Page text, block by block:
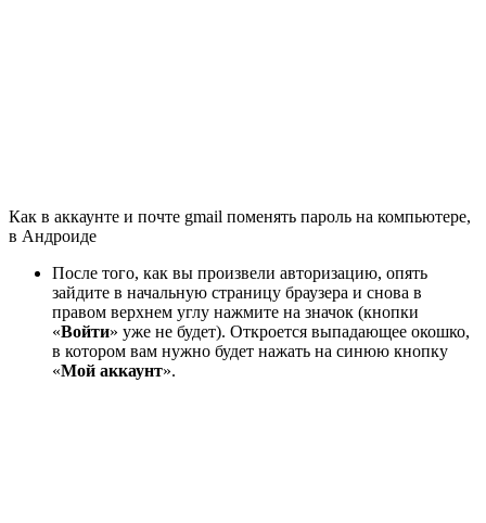
Как в аккаунте и почте gmail поменять пароль на компьютере,
в Андроиде
После того, как вы произвели авторизацию, опять
зайдите в начальную страницу браузера и снова в
правом верхнем углу нажмите на значок (кнопки
«Войти» уже не будет). Откроется выпадающее окошко,
в котором вам нужно будет нажать на синюю кнопку
«Мой аккаунт».